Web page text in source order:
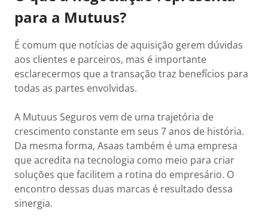
para a Mutuus?
É comum que notícias de aquisição gerem dúvidas
aos clientes e parceiros, mas é importante
esclarecermos que a transação traz benefícios para
todas as partes envolvidas.
A Mutuus Seguros vem de uma trajetória de
crescimento constante em seus 7 anos de história.
Da mesma forma, Asaas também é uma empresa
que acredita na tecnologia como meio para criar
soluções que facilitem a rotina do empresário. O
encontro dessas duas marcas é resultado dessa
sinergia.